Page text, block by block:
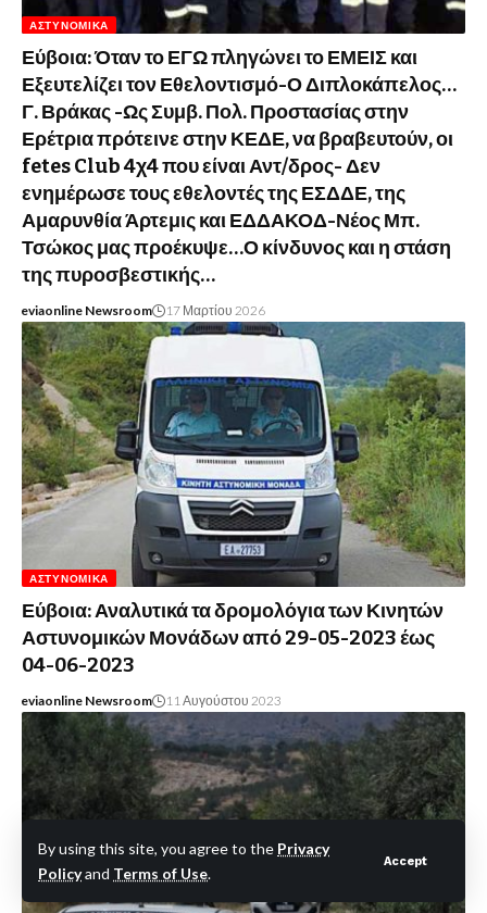
By using this site, you agree to the Privacy
Policyand Terms of Use.
Accept
ΑΣΤΥΝΟΜΙΚΆ
Εύβοια: Όταν το ΕΓΩ πληγώνει το ΕΜΕΙΣ και
Εξευτελίζει τον Εθελοντισμό-Ο Διπλοκάπελος…
Γ. Βράκας -Ως Συμβ. Πολ. Προστασίας στην
Ερέτρια πρότεινε στην ΚΕΔΕ, να βραβευτούν, οι
fetes Club 4χ4 που είναι Αντ/δρος- Δεν
ενημέρωσε τους εθελοντές της ΕΣΔΔΕ, της
Αμαρυνθία Άρτεμις και ΕΔΔΑΚΟΔ-Νέος Μπ.
Τσώκος μας προέκυψε…Ο κίνδυνος και η στάση
της πυροσβεστικής…
eviaonline Newsroom 17 Μαρτίου 2026
ΑΣΤΥΝΟΜΙΚΆ
Εύβοια: Αναλυτικά τα δρομολόγια των Κινητών
Αστυνομικών Μονάδων από 29-05-2023 έως
04-06-2023
eviaonline Newsroom 11 Αυγούστου 2023